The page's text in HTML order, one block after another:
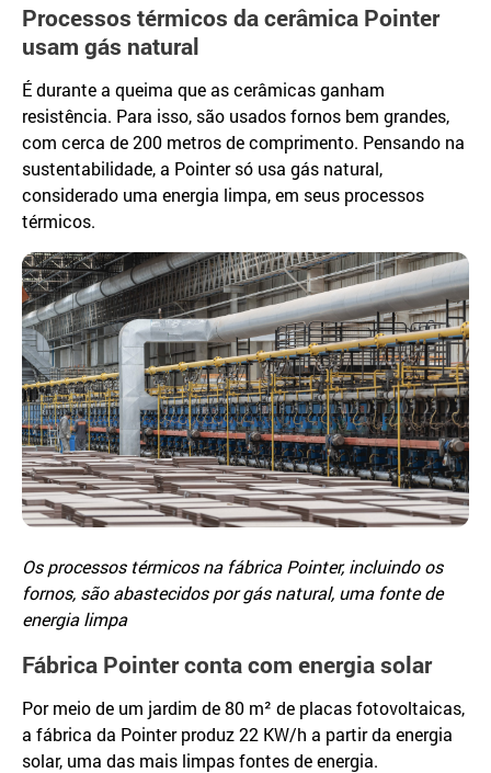
Processos térmicos da cerâmica Pointer
usam gás natural
É durante a queima que as cerâmicas ganham
resistência. Para isso, são usados fornos bem grandes,
com cerca de 200 metros de comprimento. Pensando na
sustentabilidade, a Pointer só usa gás natural,
considerado uma energia limpa, em seus processos
térmicos.
Os processos térmicos na fábrica Pointer, incluindo os
fornos, são abastecidos por gás natural, uma fonte de
energia limpa
Fábrica Pointer conta com energia solar
Por meio de um jardim de 80 m² de placas fotovoltaicas,
a fábrica da Pointer produz 22 KW/h a partir da energia
solar, uma das mais limpas fontes de energia.